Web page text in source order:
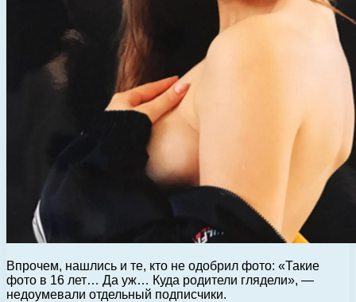
Впрочем, нашлись и те, кто не одобрил фото: «Такие
фото в 16 лет… Да уж… Куда родители глядели», —
недоумевали отдельный подписчики.